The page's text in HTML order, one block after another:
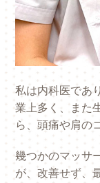
私は内科医であ
業上多く、また
ら、頭痛や肩の
幾つかのマッサ
が、改善せず、